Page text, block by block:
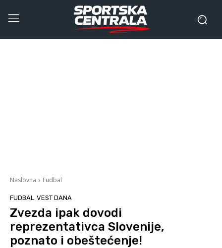
Naslovna Fudbal
FUDBAL VEST DANA
Zvezda ipak dovodi
reprezentativca Slovenije,
poznato i obeštećenje!